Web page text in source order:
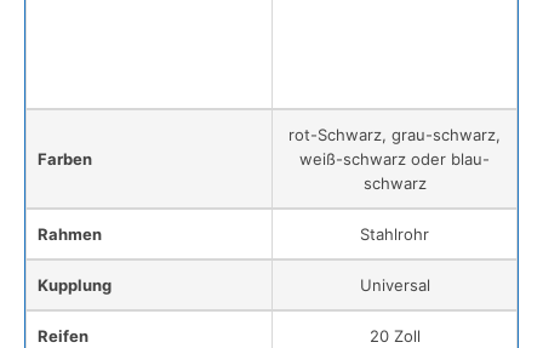
Farben
rot-Schwarz, grau-schwarz,
weiß-schwarz oder blau-
schwarz
Rahmen Stahlrohr
Kupplung Universal
Reifen 20 Zoll